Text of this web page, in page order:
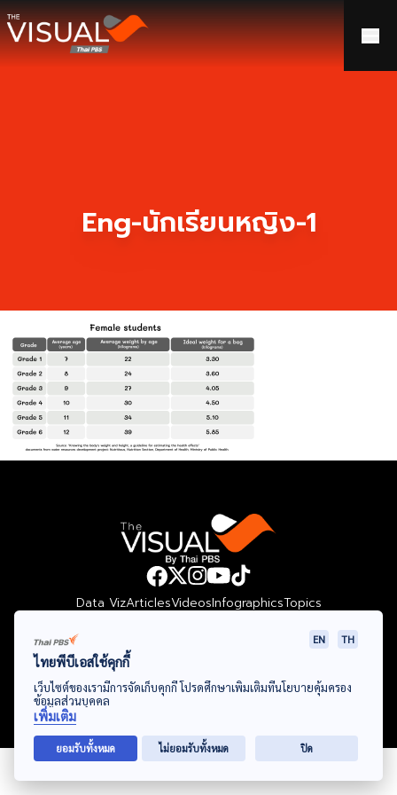
ข้ามไปยังเนื้อหา
Eng-นักเรียนหญิง-1
Data VizArticlesVideosInfographicsTopics
© Thai Public Broadcasting Service. All Rights Reserved
ไทยพีบีเอสใช้คุกกี้
EN TH
เว็บไซต์ของเรามีการจัดเก็บคุกกี้ โปรดศึกษาเพิ่มเติมที่นโยบายคุ้มครอง
ข้อมูลส่วนบุคคล
เพิ่มเติม
ยอมรับทั้งหมด ไม่ยอมรับทั้งหมด ปิด